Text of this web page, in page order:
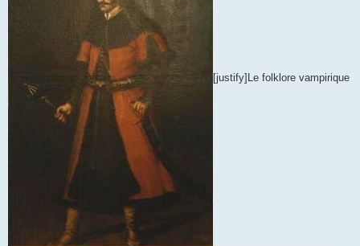
[justify]Le folklore vampirique